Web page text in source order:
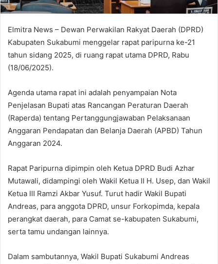
Elmitra News – Dewan Perwakilan Rakyat Daerah (DPRD)
Kabupaten Sukabumi menggelar rapat paripurna ke-21
tahun sidang 2025, di ruang rapat utama DPRD, Rabu
(18/06/2025).
Agenda utama rapat ini adalah penyampaian Nota
Penjelasan Bupati atas Rancangan Peraturan Daerah
(Raperda) tentang Pertanggungjawaban Pelaksanaan
Anggaran Pendapatan dan Belanja Daerah (APBD) Tahun
Anggaran 2024.
Rapat Paripurna dipimpin oleh Ketua DPRD Budi Azhar
Mutawali, didampingi oleh Wakil Ketua II H. Usep, dan Wakil
Ketua III Ramzi Akbar Yusuf. Turut hadir Wakil Bupati
Andreas, para anggota DPRD, unsur Forkopimda, kepala
perangkat daerah, para Camat se-kabupaten Sukabumi,
serta tamu undangan lainnya.
Dalam sambutannya, Wakil Bupati Sukabumi Andreas